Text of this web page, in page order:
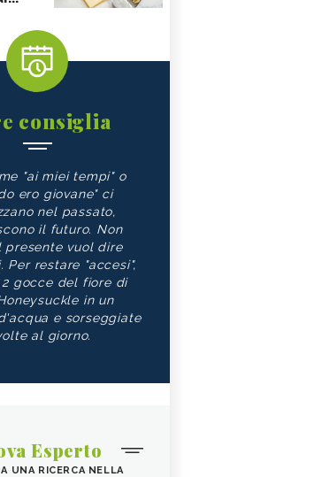
consiglia
"ai miei tempi" o
ero giovane" ci
nel passato,
il futuro. Non
presente vuol dire
Per restare "accesi",
gocce del fiore di
in un
e sorseggiate
al giorno.
Esperto
UNA RICERCA NELLA